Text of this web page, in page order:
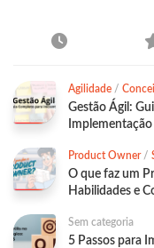
Agilidade /
Gestão Ágil:
Product Owner/
O que faz um
Habilidades e
Sem categoria
5 Passos para